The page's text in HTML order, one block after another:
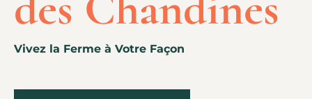
Vivez la Ferme à Votre Façon